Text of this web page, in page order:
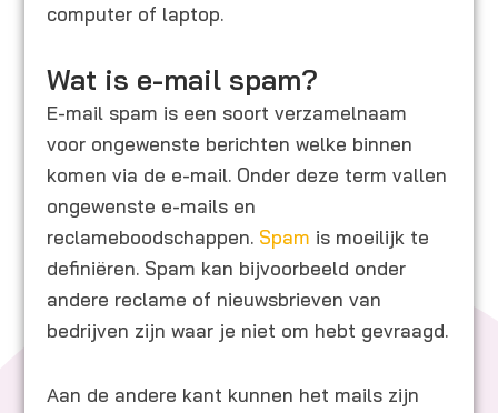
computer of laptop.
Wat is e-mail spam?
E-mail spam is een soort verzamelnaam
voor ongewenste berichten welke binnen
komen via de e-mail. Onder deze term vallen
ongewenste e-mails en
reclameboodschappen. Spam is moeilijk te
definiëren. Spam kan bijvoorbeeld onder
andere reclame of nieuwsbrieven van
bedrijven zijn waar je niet om hebt gevraagd.
Aan de andere kant kunnen het mails zijn